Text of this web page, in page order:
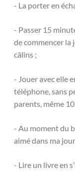
- La porter en
- Passer 15
de commencer la
câlins ;
- Jouer avec elle
téléphone, sans
parents, même
- Au moment du
aimé dans ma
- Lire un livre en